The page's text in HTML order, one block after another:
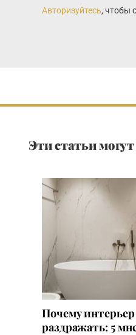
Авторизуйтесь, чтобы
Эти статьи
Почему
раздражать: 5